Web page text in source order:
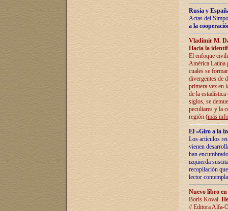
Rusia y
Actas del
a la
Vladímir M.
Hacia la
El enfoque
América Latina
cuales se
divergentes de
primera vez en
de la
siglos, se
peculiares y la
región (más
El «Giro a la
Los artículos
vienen
han
izquierda
recopilación
lector
Nuevo libro
Boris Koval.
// Editora Alfa-